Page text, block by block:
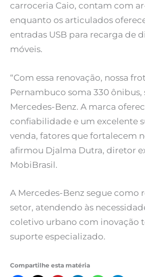
carroceria Caio, contam com
enquanto os articulados
entradas USB para recarga de
móveis.
“Com essa renovação, nossa
Pernambuco soma 330 ônibus,
Mercedes-Benz. A marca
confiabilidade e um excelente
venda, fatores que fortalecem
afirmou Djalma Dutra, diretor
MobiBrasil.
A Mercedes-Benz segue como
setor, atendendo às
coletivo urbano com inovação
suporte especializado.
Compartilhe esta matéria